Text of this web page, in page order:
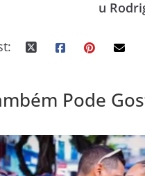
u
Pode